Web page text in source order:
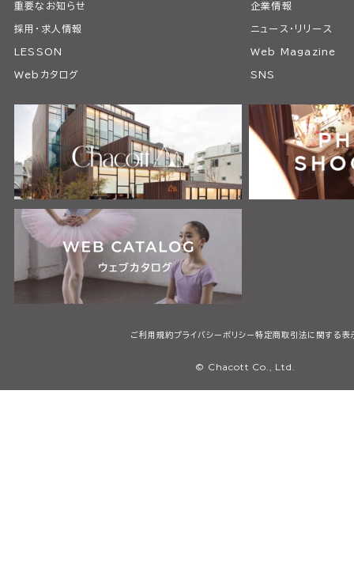
重要なお知らせ 企業情報
採用・求人情報 ニュース・リリース
LESSON Web Magazine
Webカタログ SNS
ご利用規約プライバシーポリシー特定商取引法に関する表
© Chacott Co., Ltd.